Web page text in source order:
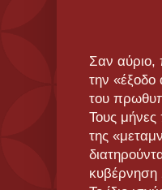
Σαν αύριο,
την «έξοδο
του
Τους
της
κυβέρνηση